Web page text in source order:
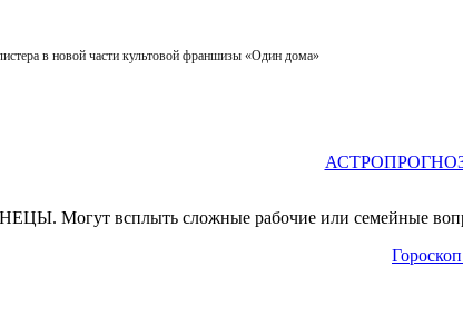
в новой части культовой франшизы «Один дома»
АСТРОПРОГНОЗ
Могут всплыть сложные рабочие или семейные